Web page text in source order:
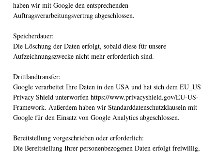
haben wir mit Google den entsprechenden
Auftragsverarbeitungsvertrag abgeschlossen.
Speicherdauer:
Die Löschung der Daten erfolgt, sobald diese für unsere
Aufzeichnungszwecke nicht mehr erforderlich sind.
Drittlandtransfer:
Google verarbeitet Ihre Daten in den USA und hat sich dem EU_US
Privacy Shield unterworfen https://www.privacyshield.gov/EU-US-
Framework. Außerdem haben wir Standarddatenschutzklauseln mit
Google für den Einsatz von Google Analytics abgeschlossen.
Bereitstellung vorgeschrieben oder erforderlich:
Die Bereitstellung Ihrer personenbezogenen Daten erfolgt freiwillig,